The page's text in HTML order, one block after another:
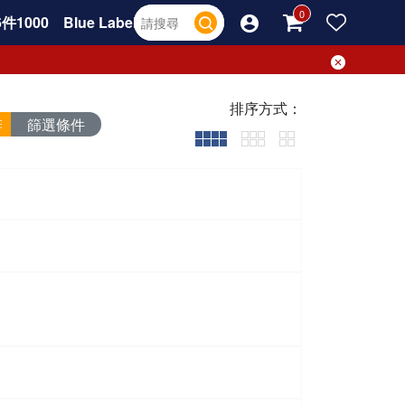
1000
Blue Label
篩選條件
排序方式：